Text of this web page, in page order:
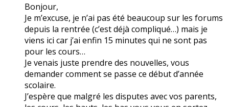
Bonjour,
Je m’excuse, je n’ai pas été beaucoup sur les forums
depuis la rentrée (c’est déjà compliqué…) mais je
viens ici car j’ai enfin 15 minutes qui ne sont pas
pour les cours…
Je venais juste prendre des nouvelles, vous
demander comment se passe ce début d’année
scolaire.
J’espère que malgré les disputes avec vos parents,